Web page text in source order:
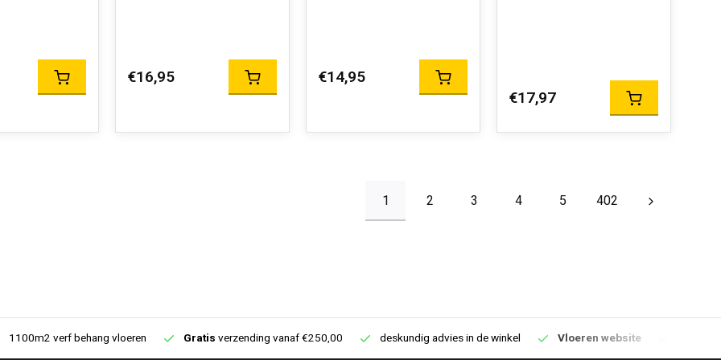
€16,95 €14,95
€17,97
1 2 3 4 5 402
1100m2 verf behang vloeren Gratis verzending vanaf €250,00 deskundig advies in de winkel Vloeren website